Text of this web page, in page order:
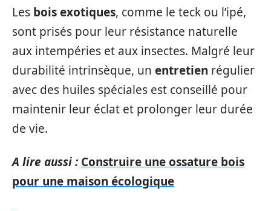
Les bois exotiques, comme le teck ou l’ipé,
sont prisés pour leur résistance naturelle
aux intempéries et aux insectes. Malgré leur
durabilité intrinsèque, un entretien régulier
avec des huiles spéciales est conseillé pour
maintenir leur éclat et prolonger leur durée
de vie.
A lire aussi : Construire une ossature bois
pour une maison écologique